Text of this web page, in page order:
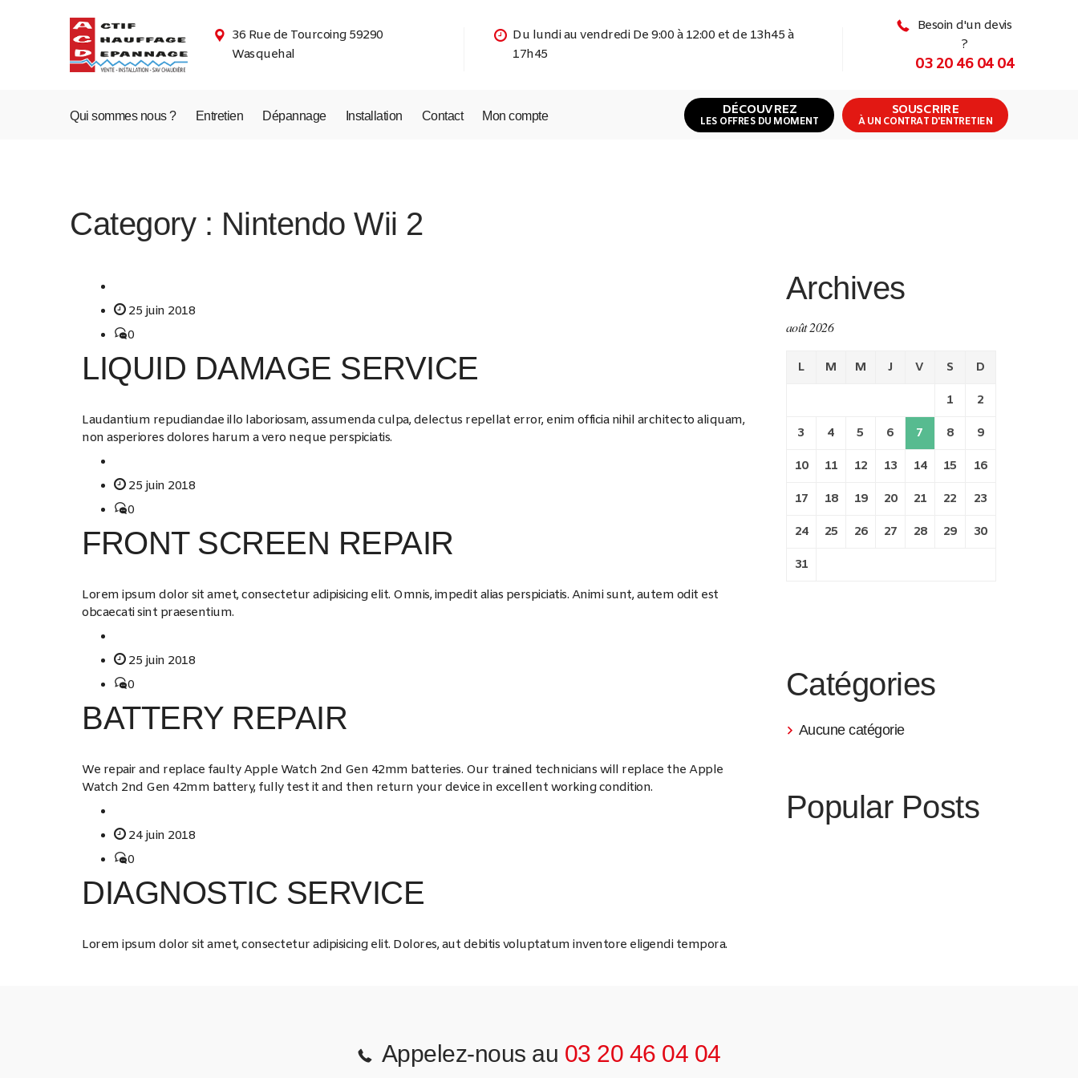
36 Rue de Tourcoing 59290
Wasquehal
Du lundi au vendredi De 9:00 à 12:00 et de 13h45 à
17h45
Besoin d'un devis
?
03 20 46 04 04
Qui sommes nous ? Entretien Dépannage Installation Contact Mon compte DÉCOUVREZ
LES OFFRES DU MOMENT
SOUSCRIRE
À UN CONTRAT D'ENTRETIEN
Category : Nintendo Wii 2
25 juin 2018
0
LIQUID DAMAGE SERVICE
Laudantium repudiandae illo laboriosam, assumenda culpa, delectus repellat error, enim officia nihil architecto aliquam,
non asperiores dolores harum a vero neque perspiciatis.
25 juin 2018
0
FRONT SCREEN REPAIR
Lorem ipsum dolor sit amet, consectetur adipisicing elit. Omnis, impedit alias perspiciatis. Animi sunt, autem odit est
obcaecati sint praesentium.
25 juin 2018
0
BATTERY REPAIR
We repair and replace faulty Apple Watch 2nd Gen 42mm batteries. Our trained technicians will replace the Apple
Watch 2nd Gen 42mm battery, fully test it and then return your device in excellent working condition.
24 juin 2018
0
DIAGNOSTIC SERVICE
Lorem ipsum dolor sit amet, consectetur adipisicing elit. Dolores, aut debitis voluptatum inventore eligendi tempora.
Archives
août 2026
L M M J V S D
1 2
3 4 5 6 7 8 9
10 11 12 13 14 15 16
17 18 19 20 21 22 23
24 25 26 27 28 29 30
31
Catégories
Aucune catégorie
Popular Posts
Appelez-nous au 03 20 46 04 04